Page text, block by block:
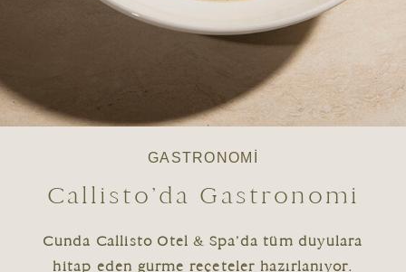
GASTRONOMİ
Callisto’da Gastronomi
Cunda Callisto Otel & Spa’da tüm duyulara
hitap eden gurme reçeteler hazırlanıyor.